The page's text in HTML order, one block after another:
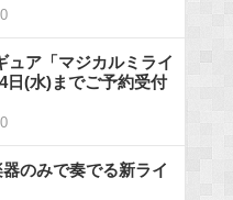
ュア「マジカルミライ
日(水)までご予約受付
のみで奏でる新ライ